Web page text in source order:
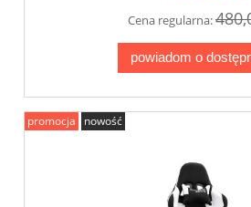
Cena regularna:
powiadom o
promocja nowość